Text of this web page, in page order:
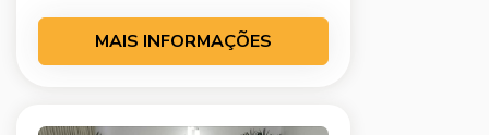
MAIS INFORMAÇÕES